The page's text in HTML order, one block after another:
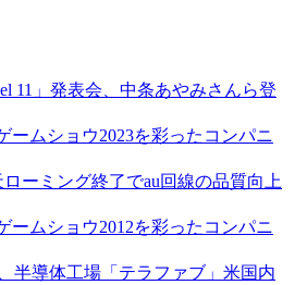
11」発表会、中条あやみさんら登
ームショウ2023を彩ったコンパニ
ーミング終了でau回線の品質向上
ームショウ2012を彩ったコンパニ
半導体工場「テラファブ」米国内